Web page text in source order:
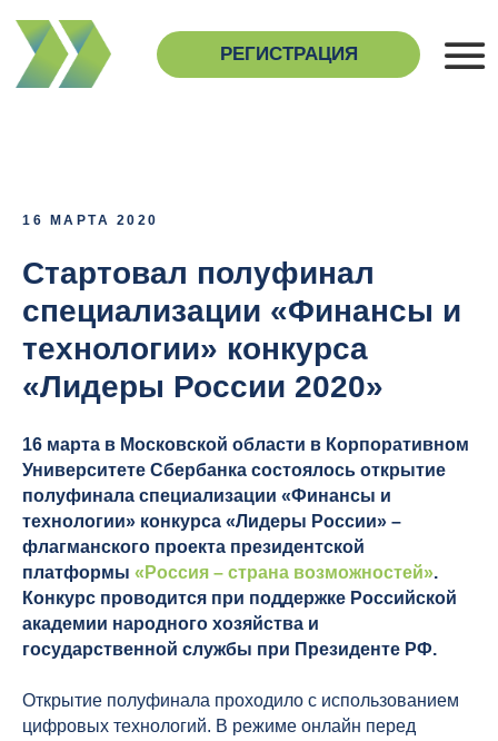
РЕГИСТРАЦИЯ
16 МАРТА 2020
Стартовал полуфинал
специализации «Финансы и
технологии» конкурса
«Лидеры России 2020»
16 марта в Московской области в Корпоративном
Университете Сбербанка состоялось открытие
полуфинала специализации «Финансы и
технологии» конкурса «Лидеры России» –
флагманского проекта президентской
платформы «Россия – страна возможностей».
Конкурс проводится при поддержке Российской
академии народного хозяйства и
государственной службы при Президенте РФ.
Открытие полуфинала проходило с использованием
цифровых технологий. В режиме онлайн перед